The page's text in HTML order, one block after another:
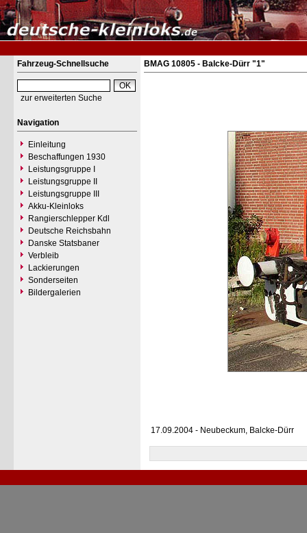
Fahrzeug-Schnellsuche
zur erweiterten Suche
Navigation
Einleitung
Beschaffungen 1930
Leistungsgruppe I
Leistungsgruppe II
Leistungsgruppe III
Akku-Kleinloks
Rangierschlepper Kdl
Deutsche Reichsbahn
Danske Statsbaner
Verbleib
Lackierungen
Sonderseiten
Bildergalerien
BMAG 10805 - Balcke-Dürr "1"
17.09.2004 - Neubeckum, Balcke-Dürr